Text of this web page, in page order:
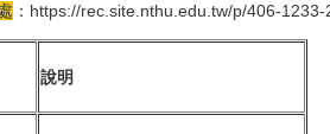
： https://rec.site.nthu.edu.tw/p/406-
說明